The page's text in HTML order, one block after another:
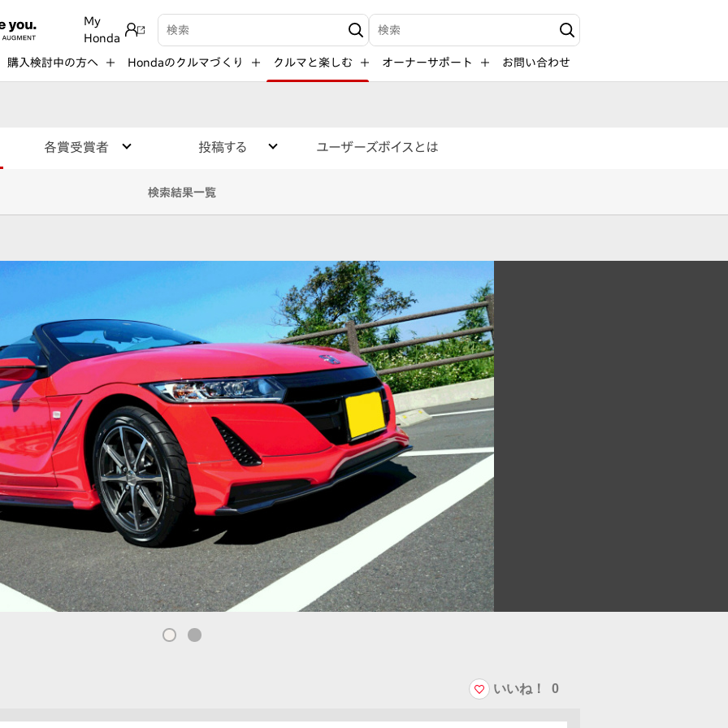
My
Honda
検索キーワード入力 検索キーワード入力
購入検討中の方へ Hondaのクルマづくり クルマと楽しむ オーナーサポート お問い合わせ
各賞受賞者 投稿する ユーザーズボイスとは
検索結果一覧
いいね！ 0